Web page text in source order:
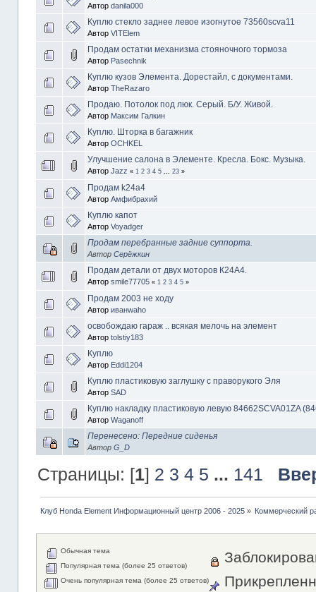
Автор danila000
Куплю стекло заднее левое изогнутое 73560scva11
Автор VITElem
Продам остатки механизма стояночного тормоза
Автор Pasechnik
Куплю кузов Элемента. Дорестайл, с документами.
Автор TheRazaro
Продаю. Потолок под люк. Серый. Б/У. Живой.
Автор Максим Галкин
Куплю. Шторка в багажник
Автор OCHKEL
Улучшение салона в Элементе. Кресла. Бокс. Музыка.
Автор Jazz « 1 2 3 4 5 23»
Продам k24a4
Автор Амфибрахий
Куплю капот
Автор Voyadger
Продам перебранные задние суппорта.
Автор Серёжкин
Продам детали от двух моторов К24А4.
Автор smile77705 « 1 2 3 4 5»
Продам 2003 не ходу
Автор иванwaho
освобождаю гараж .. всякая мелочь на элемент
Автор tolstiy183
Куплю
Автор Eddi1204
Куплю пластиковую заглушку с праворукого Эля
Автор SAD
Куплю накладку пластиковую левую 84662SCVA01ZA
Автор Waganoff
Перенесено: Передние сиденья
Автор G_D
Страницы: [1] 2 3 4 5 ... 141
Клуб Honda Element Информационный центр 2006 - 2025» Коммерческий
Обычная тема
Популярная тема (более 25 ответов)
Очень популярная тема (более 25 ответов)